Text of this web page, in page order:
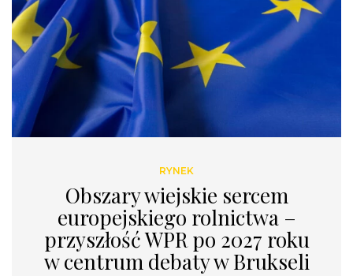
RYNEK
Obszary wiejskie sercem
europejskiego rolnictwa –
przyszłość WPR po 2027 roku
w centrum debaty w Brukseli